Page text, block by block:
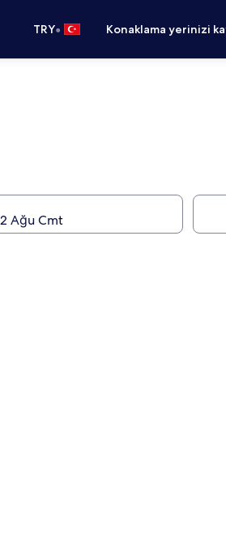
TRY• Konaklama yerinizi